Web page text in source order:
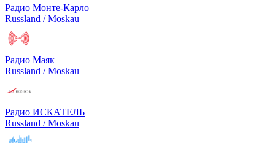
Радио Монте-Карло
Russland / Moskau
Радио Маяк
Russland / Moskau
Радио ИСКАТЕЛЬ
Russland / Moskau